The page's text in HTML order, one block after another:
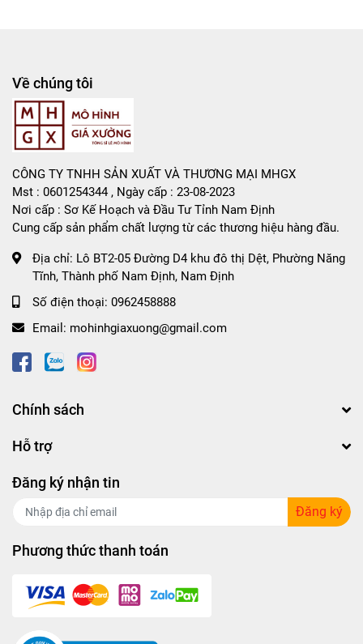
Về chúng tôi
CÔNG TY TNHH SẢN XUẤT VÀ THƯƠNG MẠI MHGX
Mst : 0601254344 , Ngày cấp : 23-08-2023
Nơi cấp : Sơ Kế Hoạch và Đầu Tư Tỉnh Nam Định
Cung cấp sản phẩm chất lượng từ các thương hiệu hàng đầu.
Địa chỉ: Lô BT2-05 Đường D4 khu đô thị Dệt, Phường Năng
Tĩnh, Thành phố Nam Định, Nam Định
Số điện thoại: 0962458888
Email: mohinhgiaxuong@gmail.com
Chính sách
Hỗ trợ
Đăng ký nhận tin
Đăng ký
Phương thức thanh toán